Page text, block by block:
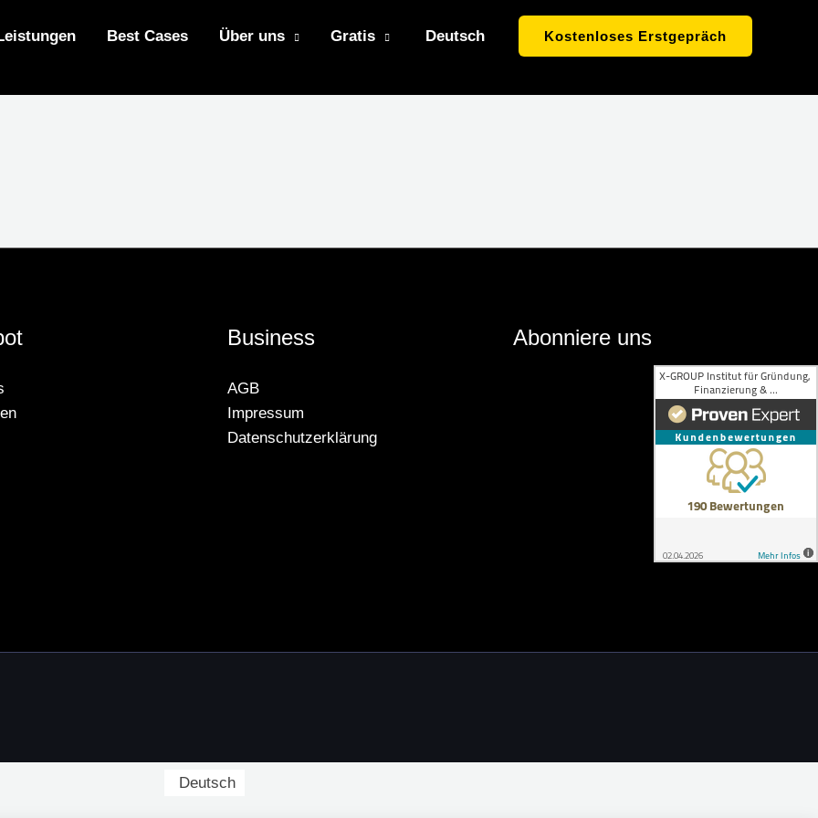
Best Cases Über uns Gratis Deutsch Kostenloses Erstgepräch
Business
AGB
Impressum
Datenschutzerklärung
Abonniere uns
Deutsch